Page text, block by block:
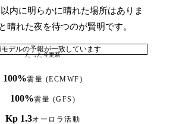
内に明らかに晴れた場所はありま
晴れた夜を待つのが賢明です。
デルの予報が一致しています
たった今更新
100%雲量 (ECMWF)
100%雲量 (GFS)
Kp 1.3オーロラ活動